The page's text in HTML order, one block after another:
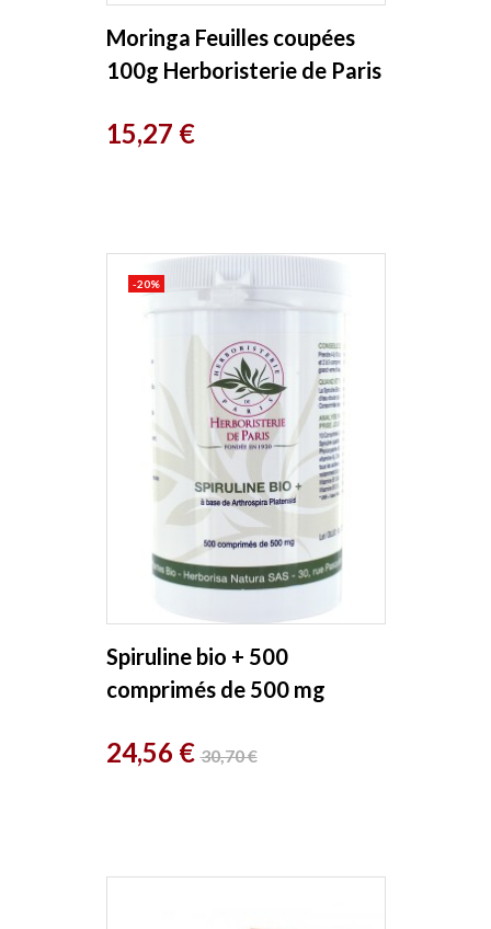
Moringa Feuilles coupées
100g Herboristerie de Paris
Prix
15,27 €
Spiruline bio + 500
comprimés de 500 mg
Prix
24,56 €Prix
30,70 €
-20%